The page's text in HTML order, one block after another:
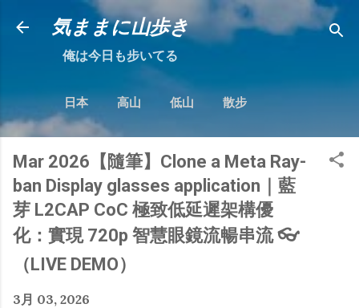
跳到主要內容
気ままに山歩き
俺は今日も步いてる
日本 高山 低山 散步
Mar 2026【隨筆】Clone a Meta Ray-
ban Display glasses application｜藍
芽 L2CAP CoC 極致低延遲架構優
化：實現 720p 智慧眼鏡流暢串流 👓
（LIVE DEMO）
3月 03, 2026